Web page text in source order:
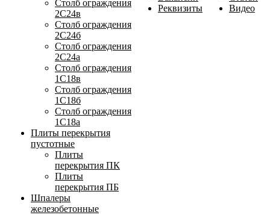
Столб ограждения
2С24в
Столб ограждения
2С24б
Столб ограждения
2С24а
Столб ограждения
1С18в
Столб ограждения
1С18б
Столб ограждения
1С18а
Плиты перекрытия
пустотные
Плиты
перекрытия ПК
Плиты
перекрытия ПБ
Шпалеры
железобетонные
Реквизиты
Видео